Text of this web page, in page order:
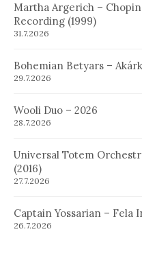
Martha Argerich –
Recording (1999)
31.7.2026
Bohemian Betyars –
29.7.2026
Wooli Duo – 2026
28.7.2026
Universal Totem
(2016)
27.7.2026
Captain Yossarian – Fela
26.7.2026